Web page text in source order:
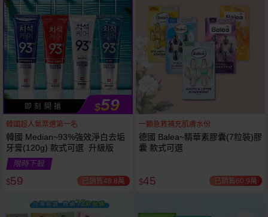
即 刻 開 搶 $59
韓國超人氣票選第一名
韓國 Median~93%強效淨白去垢
牙膏(120g) 款式可選 升級版
限時下殺
$59 已銷售48.8萬
一顆急救補充肌膚水份
德國 Balea~精華素膠囊(7粒裝)膠
囊 款式可選
$45 已銷售60.9萬